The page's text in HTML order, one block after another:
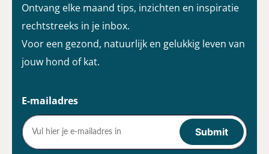
Ontvang elke maand tips, inzichten en inspiratie
rechtstreeks in je inbox.
Voor een gezond, natuurlijk en gelukkig leven van
jouw hond of kat.
E-mailadres